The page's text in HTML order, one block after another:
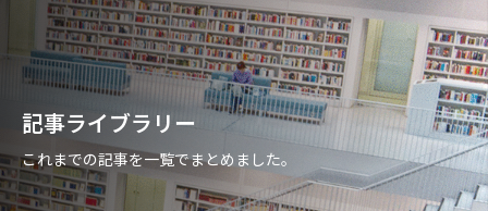
記事ライブラリー
これまでの記事を一覧でまとめました。